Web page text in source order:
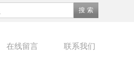
在线留言 联系我们